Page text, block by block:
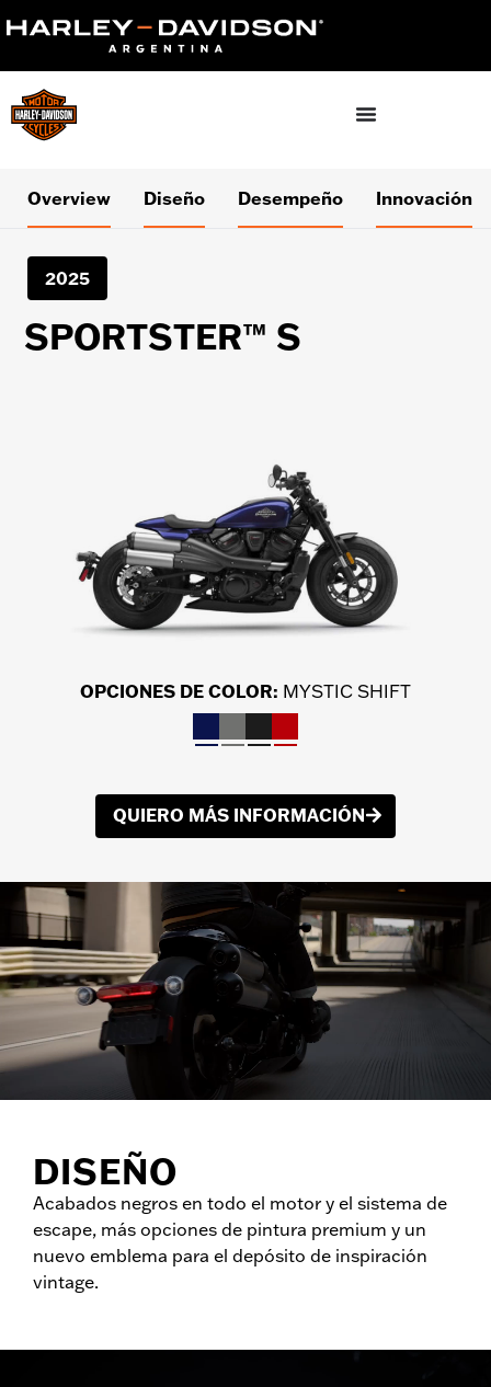
Overview Diseño Desempeño Innovación
2025
SPORTSTER™ S
OPCIONES DE COLOR: MYSTIC SHIFT
QUIERO MÁS INFORMACIÓN
DISEÑO
Acabados negros en todo el motor y el sistema de
escape, más opciones de pintura premium y un
nuevo emblema para el depósito de inspiración
vintage.